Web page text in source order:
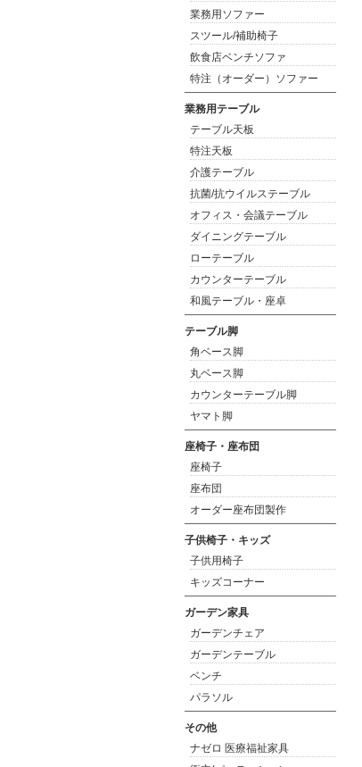
業務用ソファー
スツール/補助椅子
飲食店ベンチソファ
特注（オーダー）ソファー
業務用テーブル
テーブル天板
特注天板
介護テーブル
抗菌/抗ウイルステーブル
オフィス・会議テーブル
ダイニングテーブル
ローテーブル
カウンターテーブル
和風テーブル・座卓
テーブル脚
角ベース脚
丸ベース脚
カウンターテーブル脚
ヤマト脚
座椅子・座布団
座椅子
座布団
オーダー座布団製作
子供椅子・キッズ
子供用椅子
キッズコーナー
ガーデン家具
ガーデンチェア
ガーデンテーブル
ベンチ
パラソル
その他
ナゼロ 医療福祉家具